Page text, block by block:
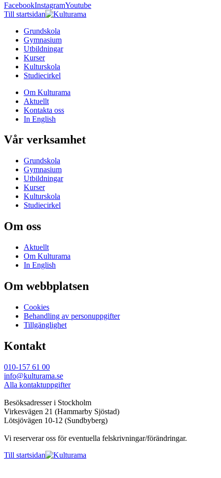
FacebookInstagramYoutube
Till startsidan
Grundskola
Gymnasium
Utbildningar
Kurser
Kulturskola
Studiecirkel
Om Kulturama
Aktuellt
Kontakta oss
In English
Vår verksamhet
Grundskola
Gymnasium
Utbildningar
Kurser
Kulturskola
Studiecirkel
Om oss
Aktuellt
Om Kulturama
In English
Om webbplatsen
Cookies
Behandling av personuppgifter
Tillgänglighet
Kontakt
010-157 61 00
info@kulturama.se
Alla kontaktuppgifter
Besöksadresser i Stockholm
Virkesvägen 21 (Hammarby Sjöstad)
Lötsjövägen 10-12 (Sundbyberg)
Vi reserverar oss för eventuella felskrivningar/förändringar.
Till startsidan